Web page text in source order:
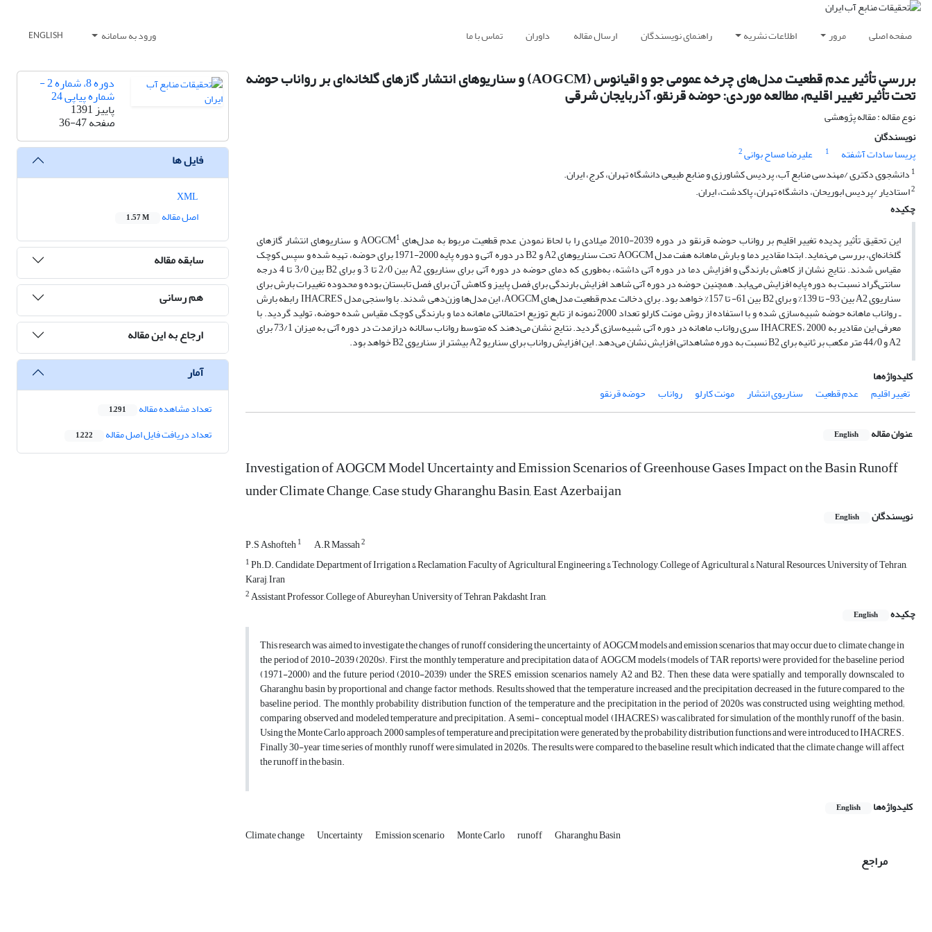
صفحه اصلی مرور اطلاعات نشریه راهنمای نویسندگان ارسال مقاله داوران تماس با ما ورود به سامانه ENGLISH
بررسی تأثیر عدم قطعیت مدل‌های چرخه عمومی جو و اقیانوس (AOGCM) و سناریوهای انتشار گازهای گلخانه‌ای بر رواناب حوضه
تحت تأثیر تغییر اقلیم، مطالعه موردی: حوضه قرنقو، آذربایجان شرقی
نوع مقاله : مقاله پژوهشی
نویسندگان
پریسا سادات آشفته
1 علیرضا مساح بوانی2
1 دانشجوی دکتری /مهندسی منابع آب، پردیس کشاورزی و منابع طبیعی دانشگاه تهران، کرج، ایران.
2استادیار /پردیس ابوریحان، دانشگاه تهران، پاکدشت، ایران.
چکیده
این تحقیق تأثیر پدیده تغییر اقلیم بر رواناب حوضه قرنقو در دوره 2039-2010 میلادی را با لحاظ نمودن عدم قطعیت مربوط به مدل‌های AOGCM
1 و سناریوهای انتشار گازهای
گلخانه‌ای، بررسی می‌نماید. ابتدا مقادیر دما و بارش ماهانه هفت مدل‌ AOGCM تحت سناریوهای A2 و B2 در دوره آتی و دوره پایه 2000-1971 برای حوضه، تهیه شده و سپس کوچک
مقیاس شدند. نتایج نشان از کاهش بارندگی و افزایش دما در دوره آتی داشته، به‌طوری که دمای حوضه در دوره آتی برای سناریوی A2‌ بین 2/0 تا 3 و برای B2 بین 3/0 تا 4 درجه
سانتی‌گراد نسبت به دوره پایه افزایش می‌یابد. همچنین حوضه در دوره آتی شاهد افزایش بارندگی برای فصل پاییز و کاهش آن برای فصل تابستان بوده و محدوده تغییرات بارش برای
سناریوی A2‌ بین 93- تا 139% و برای B2 بین 61- تا 157% خواهد بود. برای دخالت عدم قطعیت مدل‌های AOGCM، این مدل‌ها وزن‌دهی شدند. با واسنجی مدل IHACRES رابطه بارش
ـ رواناب ماهانه حوضه شبیه‌سازی شده و با استفاده از روش مونت کارلو تعداد 2000 نمونه از تابع توزیع احتمالاتی ماهانه دما و بارندگی کوچک مقیاس شده حوضه، تولید گردید. با
معرفی این مقادیر به IHACRES، 2000 سری رواناب ماهانه در دوره آتی شبیه‌سازی گردید. نتایج نشان می‌دهند که متوسط رواناب سالانه دراز‌مدت در دوره آتی به میزان 73/1 برای
A2 و 44/0 متر مکعب بر ثانیه برای B2 نسبت به دوره مشاهداتی افزایش نشان می‌دهد. این افزایش رواناب برای سناریو A2 بیشتر از سناریوی B2 خواهد بود.
کلیدواژه‌ها
تغییر اقلیم
عدم قطعیت سناریوی انتشار مونت کارلو رواناب حوضه قرنقو
عنوان مقاله English
Investigation of AOGCM Model Uncertainty and Emission Scenarios of Greenhouse Gases Impact on the Basin Runoff
under Climate Change, Case study Gharanghu Basin, East Azerbaijan
نویسندگان English
P.S Ashofteh1 A.R Massah2
1Ph.D. Candidate, Department of Irrigation & Reclamation, Faculty of Agricultural Engineering & Technology, College of Agricultural & Natural Resources, University of Tehran,
Karaj, Iran
2Assistant Professor, College of Abureyhan, University of Tehran, Pakdasht, Iran,
چکیده
English
This research was aimed to investigate the changes of runoff considering the uncertainty of AOGCM models and emission scenarios that may occur due to climate change in
the period of 2010-2039 (2020s). First, the monthly temperature and precipitation data of AOGCM models (models of TAR reports) were provided for the baseline period
(1971-2000) and the future period (2010-2039) under the SRES emission scenarios, namely A2 and B2. Then, these data were spatially and temporally downscaled to
Gharanghu basin by proportional and change factor methods. Results showed that the temperature increased and the precipitation decreased in the future compared to the
baseline period. The monthly probability distribution function of the temperature and the precipitation in the period of 2020s was constructed using weighting method;
comparing observed and modeled temperature and precipitation. A semi- conceptual model (IHACRES) was calibrated for simulation of the monthly runoff of the basin.
Using the Monte Carlo approach, 2000 samples of temperature and precipitation were generated by the probability distribution functions and were introduced to IHACRES.
Finally 30-year time series of monthly runoff were simulated in 2020s. The results were compared to the baseline result which indicated that the climate change will affect
the runoff in the basin.
کلیدواژه‌ها English
Climate change Uncertainty Emission scenario Monte Carlo runoff Gharanghu Basin
مراجع
دوره 8، شماره 2 -
شماره پیاپی 24
پاییز 1391
صفحه36-47
فایل ها
اصل مقاله
1.57 M
سابقه مقاله
هم رسانی
ارجاع به این مقاله
آمار
تعداد مشاهده مقاله 1,291
تعداد دریافت فایل اصل مقاله 1,222